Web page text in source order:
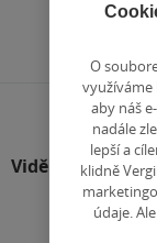
Viděli jste
O
využíváme
aby náš
nadále
lepší a
klidně
údaje.